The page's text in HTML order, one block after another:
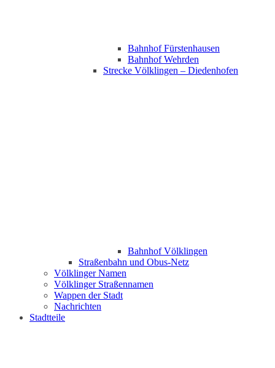
Bahnhof Fürstenhausen
Bahnhof Wehrden
Strecke Völklingen – Diedenhofen
Bahnhof Völklingen
Straßenbahn und Obus-Netz
Völklinger Namen
Völklinger Straßennamen
Wappen der Stadt
Nachrichten
Stadtteile